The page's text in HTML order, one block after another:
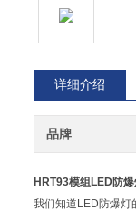
详细介绍
品牌
HRT93模组LED防
我们知道LED防爆灯